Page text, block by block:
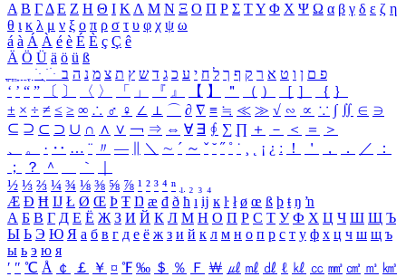
Α Β ΓΔ Ε Ζ Η Θ Ι ΚΛ Μ Ν Ξ Ο Π Ρ Σ ΤΥ Φ Χ Ψ Ω α β γ δ ε ζ η
θ ι κ λ μ ν ξ ο π ρ σ τ υ φ χ ψ ω
á à Á À é è É È ç Ç ê
Ä Ö Ü ä ö ü ß
ִֶֹ ֻּ ׁׂ פ ם ן ו ט א ר ק ף ך ל ח י ע כ ג ד ש ץ ת צ מ נ ה ב
‘ ’ “ ” 〔 〕 〈 〉 「 」 『 』 【 】 ＂ （ ） ［ ］ ｛ ｝
± × ÷ ≠ ≤ ≥ ∞ ∴ ♂ ♀ ∠ ⊥ ⌒ ∂ ∇ ≡ ≒ ≪ ≫ √ ∽ ∝ ∵ ∫ ∬ ∈ ∋
⊆ ⊇ ⊂ ⊃ ∪ ∩ ∧ ∨ ￢ ⇒ ⇔ ∀ ∃ ∮ ∑ ∏ ＋ － ＜ ＝
＞
、
。 · ‥ … ¨ 〃 ― ＼ ∼ ´ ～ ˇ ˘ ˝ ˚ ˙ ¸ ¡ ¿ ː ！ ＇ ， ． ／
：
；
？ ＾ ｀
½ ⅓ ⅔ ¼ ¾ ⅛ ⅜ ⅝ ⅞ ¹ ² ³ ⁴ ⁿ ₁ ₂ ₃ ₄
Æ Ð Ħ Ĳ Ł Ø Œ Þ Ŧ Ŋ æ đ ð ħ ı ĳ ĸ ŀ ł ø œ ß þ ŧ ŋ ŉ
А Б В Г Д Е Ё Ж З И Й К Л М Н О П Р С Т У Ф Х Ц Ч Ш Щ Ъ
Ы Ь Э Ю Я а б в г д е ё ж з и й к л м н о п р с т у ф х ц ч ш щ ъ
ы ь э ю я
′ ″ ℃ Å ￠ ￡ ￥ ¤ ℉ ‰ ＄ ％ Ｆ ￦ ㎕ ㎖ ㎗ ℓ ㎘ ㏄ ㎣ ㎤ ㎥ ㎦